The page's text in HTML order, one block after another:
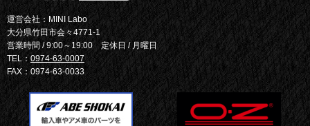
運営会社：MINI Labo
大分県竹田市会々4771-1
営業時間 / 9:00～19:00 定休日 / 月曜日
TEL： 0974-63-0007
FAX：0974-63-0033